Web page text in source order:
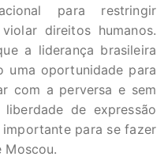
para restringir
direitos humanos.
a liderança brasileira
uma oportunidade para
com a perversa e sem
de expressão
importante para se fazer
Moscou.